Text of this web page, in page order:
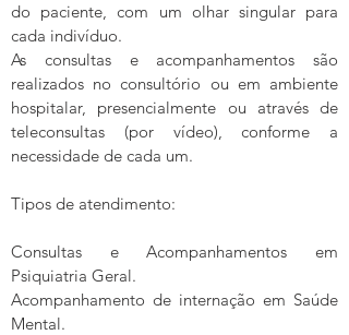
do paciente, com um olhar singular para
cada indivíduo.
As consultas e acompanhamentos são
realizados no consultório ou em ambiente
hospitalar, presencialmente ou através de
teleconsultas (por vídeo), conforme a
necessidade de cada um.
Tipos de atendimento:
Consultas e Acompanhamentos em
Psiquiatria Geral.
Acompanhamento de internação em Saúde
Mental.